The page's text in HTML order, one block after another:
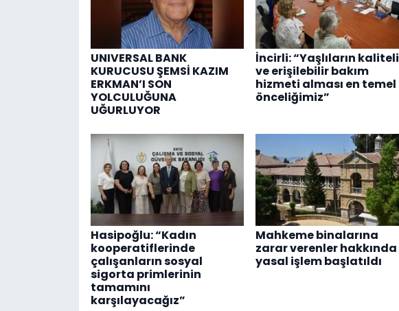
UNIVERSAL BANK
KURUCUSU ŞEMSİ KAZIM
ERKMAN’I SON
YOLCULUĞUNA
UĞURLUYOR
İncirli: “Yaşlıların kaliteli
ve erişilebilir bakım
hizmeti alması en temel
önceliğimiz”
Hasipoğlu: “Kadın
kooperatiflerinde
çalışanların sosyal
sigorta primlerinin
tamamını
karşılayacağız”
Mahkeme binalarına
zarar verenler hakkında
yasal işlem başlatıldı